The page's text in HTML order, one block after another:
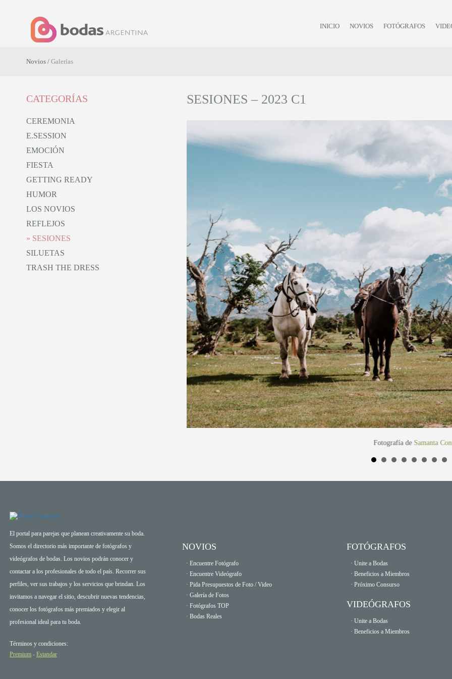
INICIO NOVIOS FOTÓGRAFOS
Novios / Galerías
CATEGORÍAS
CEREMONIA
E.SESSION
EMOCIÓN
FIESTA
GETTING READY
HUMOR
LOS NOVIOS
REFLEJOS
SESIONES
SILUETAS
TRASH THE DRESS
SESIONES – 2023 C1
Fotografía de Samanta
El portal para parejas que planean creativamente su boda.
Somos el directorio más importante de fotógrafos y
videógrafos de bodas. Los novios podrán conocer y
contactar a los profesionales de todo el país. Recorrer sus
perfiles, ver sus trabajos y los servicios que brindan. Los
invitamos a navegar el sitio, descubrir nuevas tendencias,
conocer los fotógrafos más premiados y elegir al
profesional ideal para tu boda.
Términos y condiciones:
Premium - Estandar
NOVIOS
· Encuentre Fotógrafo
· Encuentre Videógrafo
· Pida Presupuestos de Foto / Video
· Galería de Fotos
· Fotógrafos TOP
· Bodas Reales
FOTÓGRAFOS
· Unite a Bodas
· Beneficios a Miembros
· Próximo Consurso
VIDEÓGRAFOS
· Unite a Bodas
· Beneficios a Miembros